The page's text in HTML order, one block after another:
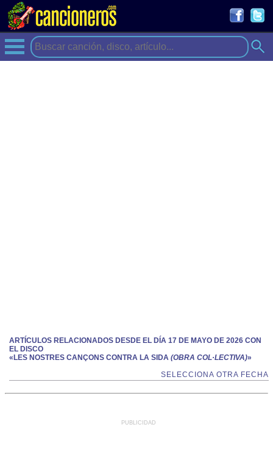
ARTÍCULOS RELACIONADOS DESDE EL DÍA 17 DE MAYO DE 2026 CON
EL DISCO
«LES NOSTRES CANÇONS CONTRA LA SIDA (OBRA COL·LECTIVA)»
SELECCIONA OTRA FECHA
PUBLICIDAD